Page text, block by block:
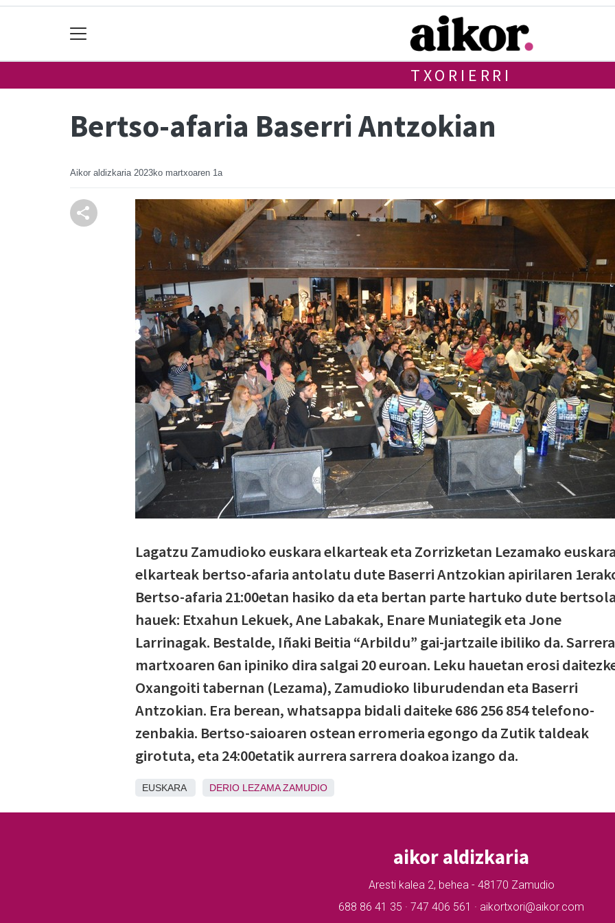
TXORIERRI
Bertso-afaria Baserri Antzokian
Aikor aldizkaria 2023ko martxoaren 1a
Lagatzu Zamudioko euskara elkarteak eta Zorrizketan Lezamako
elkarteak bertso-afaria antolatu dute Baserri Antzokian apirilaren
Bertso-afaria 21:00etan hasiko da eta bertan parte hartuko dute
hauek: Etxahun Lekuek, Ane Labakak, Enare Muniategik eta Jone
Larrinagak. Bestalde, Iñaki Beitia “Arbildu” gai-jartzaile ibiliko da.
martxoaren 6an ipiniko dira salgai 20 euroan. Leku hauetan erosi
Oxangoiti tabernan (Lezama), Zamudioko liburudendan eta Baserri
Antzokian. Era berean, whatsappa bidali daiteke 686 256 854 telefono-
zenbakia. Bertso-saioaren ostean erromeria egongo da Zutik taldeak
girotuta, eta 24:00etatik aurrera sarrera doakoa izango da.
EUSKARA DERIO LEZAMA ZAMUDIO
aikor aldizkaria
Aresti kalea 2, behea - 48170 Zamudio
688 86 41 35 · 747 406 561 · aikortxori@aikor.com